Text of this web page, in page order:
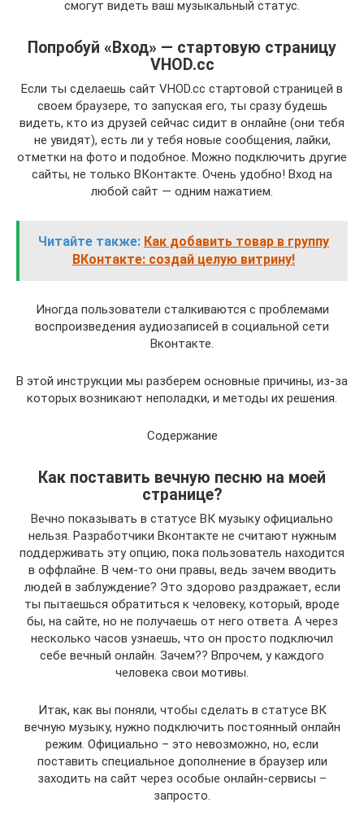
смогут видеть ваш музыкальный статус.
Попробуй «Вход» — стартовую страницу
VHOD.cc
Если ты сделаешь сайт VHOD.cc стартовой страницей в
своем браузере, то запуская его, ты сразу будешь
видеть, кто из друзей сейчас сидит в онлайне (они тебя
не увидят), есть ли у тебя новые сообщения, лайки,
отметки на фото и подобное. Можно подключить другие
сайты, не только ВКонтакте. Очень удобно! Вход на
любой сайт — одним нажатием.
Читайте также: Как добавить товар в группу
ВКонтакте: создай целую витрину!
Иногда пользователи сталкиваются с проблемами
воспроизведения аудиозаписей в социальной сети
Вконтакте.
В этой инструкции мы разберем основные причины, из-за
которых возникают неполадки, и методы их решения.
Содержание
Как поставить вечную песню на моей
странице?
Вечно показывать в статусе ВК музыку официально
нельзя. Разработчики Вконтакте не считают нужным
поддерживать эту опцию, пока пользователь находится
в оффлайне. В чем-то они правы, ведь зачем вводить
людей в заблуждение? Это здорово раздражает, если
ты пытаешься обратиться к человеку, который, вроде
бы, на сайте, но не получаешь от него ответа. А через
несколько часов узнаешь, что он просто подключил
себе вечный онлайн. Зачем?? Впрочем, у каждого
человека свои мотивы.
Итак, как вы поняли, чтобы сделать в статусе ВК
вечную музыку, нужно подключить постоянный онлайн
режим. Официально – это невозможно, но, если
поставить специальное дополнение в браузер или
заходить на сайт через особые онлайн-сервисы –
запросто.